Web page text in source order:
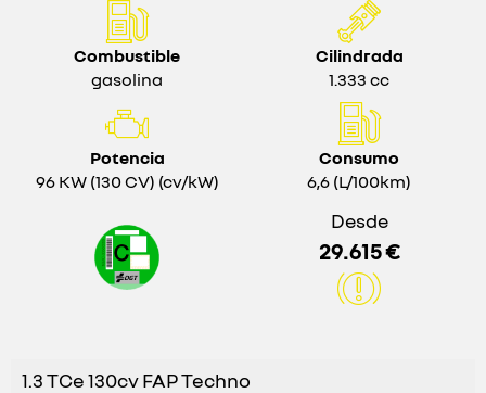
Combustible
gasolina
Cilindrada
1.333 cc
Potencia
96 KW (130 CV) (cv/kW)
Consumo
6,6 (L/100km)
Desde
29.615 €
1.3 TCe 130cv FAP Techno